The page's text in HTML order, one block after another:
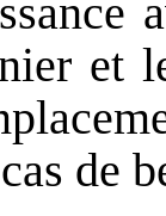
et
de